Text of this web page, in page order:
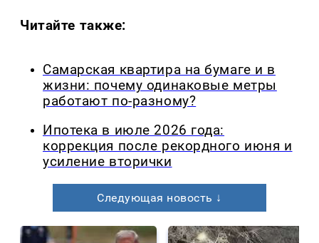
Читайте также:
Самарская квартира на бумаге и в
жизни: почему одинаковые метры
работают по-разному?
Ипотека в июле 2026 года:
коррекция после рекордного июня и
усиление вторички
Следующая новость ↓